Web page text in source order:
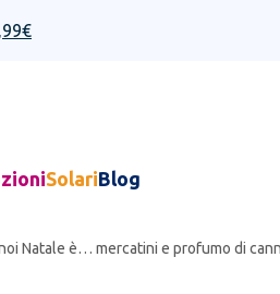
SolariBlog
Natale è… mercatini e profumo di